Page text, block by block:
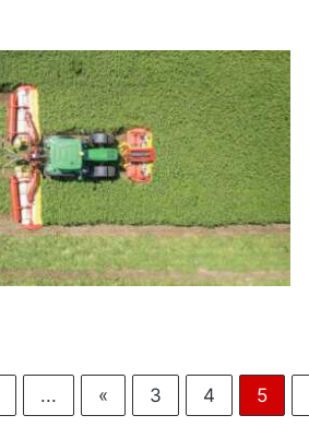
... « 3 4 5